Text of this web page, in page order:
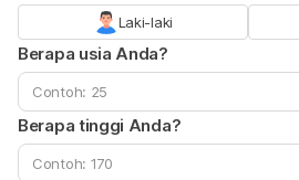
Laki-laki
Berapa usia Anda?
Berapa tinggi Anda?